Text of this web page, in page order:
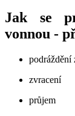
Jak se
vonnou -
podráždění
zvracení
průjem